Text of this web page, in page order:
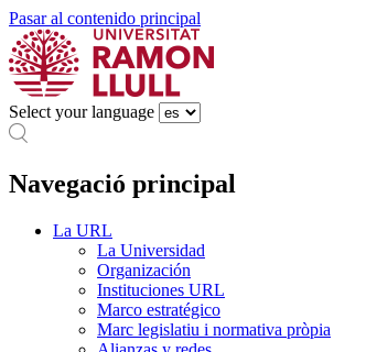
Pasar al contenido principal
Select your language
Navegació principal
La URL
La Universidad
Organización
Instituciones URL
Marco estratégico
Marc legislatiu i normativa pròpia